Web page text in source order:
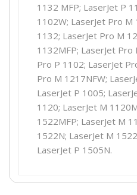
1132 MFP; LaserJet P
1102W; LaserJet Pro M
1132; LaserJet Pro M
1132MFP; LaserJet Pro
Pro P 1102; LaserJet
Pro M 1217NFW;
LaserJet P 1005;
1120; LaserJet M
1522MFP; LaserJet M
1522N; LaserJet M
LaserJet P 1505N.